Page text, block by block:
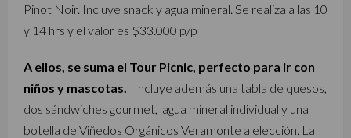
Pinot Noir. Incluye snack y agua mineral. Se realiza a las 10
y 14 hrs y el valor es $33.000 p/p
A ellos, se suma el Tour Picnic, perfecto para ir con
niños y mascotas.
Incluye además una tabla de quesos,
dos sándwiches gourmet, agua mineral individual y una
botella de Viñedos Orgánicos Veramonte a elección. La